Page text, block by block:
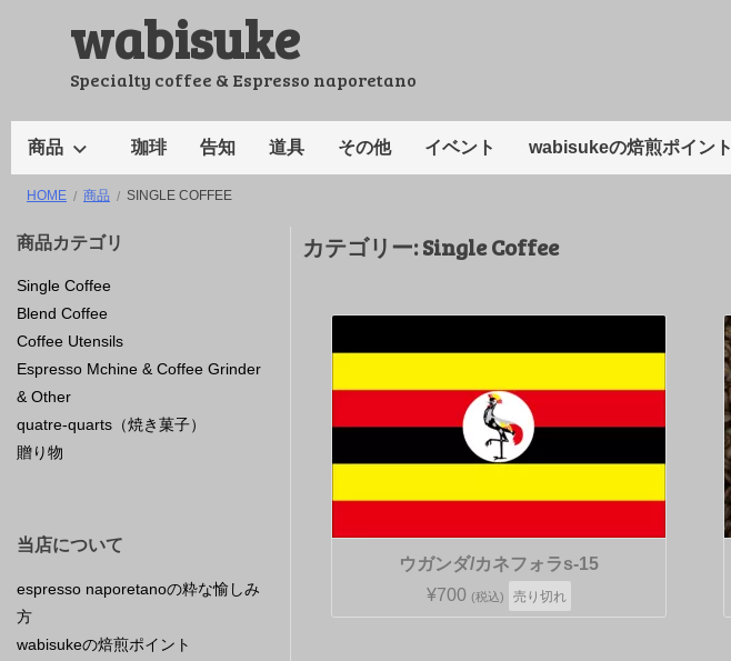
wabisuke
Specialty coffee & Espresso naporetano
商品 珈琲 告知 道具 その他 イベント wabisukeの焙煎ポイント
HOME 商品 SINGLE COFFEE
カテゴリー:Single Coffee
ウガンダ/カネフォラs-15
¥700 (税込) 売り切れ
商品カテゴリ
Single Coffee
Blend Coffee
Coffee Utensils
Espresso Mchine & Coffee Grinder
& Other
quatre-quarts（焼き菓子）
贈り物
当店について
espresso naporetanoの粋な愉しみ
方
wabisukeの焙煎ポイント